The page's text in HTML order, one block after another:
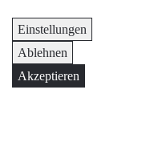
Einstellungen
Ablehnen
Akzeptieren